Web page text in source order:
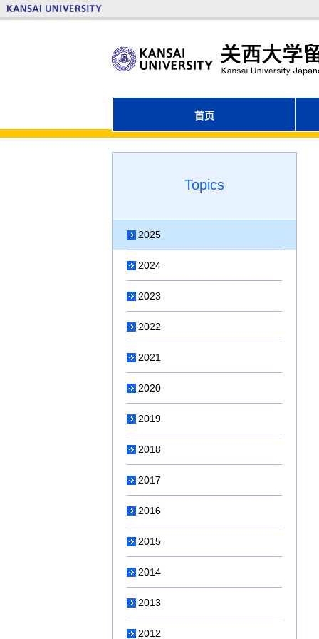
首页
Topics
2025
2024
2023
2022
2021
2020
2019
2018
2017
2016
2015
2014
2013
2012